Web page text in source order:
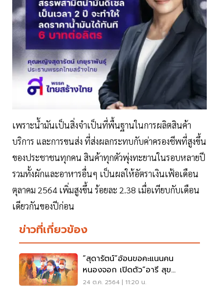
เพราะน้ำมันเป็นสิ่งจำเป็นที่พื้นฐานในการผลิตสินค้า
บริการ และการขนส่ง ที่ส่งผลกระทบกับค่าครองชีพที่สูงขึ้น
ของประชาชนทุกคน สินค้าทุกตัวพุ่งทะยานในรอบหลายปี
รวมทั้งผักและอาหารอื่นๆ เป็นผลให้อัตราเงินเฟ้อเดือน
ตุลาคม 2564 เพิ่มสูงขึ้น ร้อยละ 2.38 เมื่อเทียบกับเดือน
เดียวกันของปีก่อน
ข่าวที่เกี่ยวข้อง
“สุดารัตน์”อ้อนขอคะแนนคน
หนองจอก เปิดตัว“อารี สุข
โข”ลงส.ส.
24 ต.ค. 2564 | 11:20 น.